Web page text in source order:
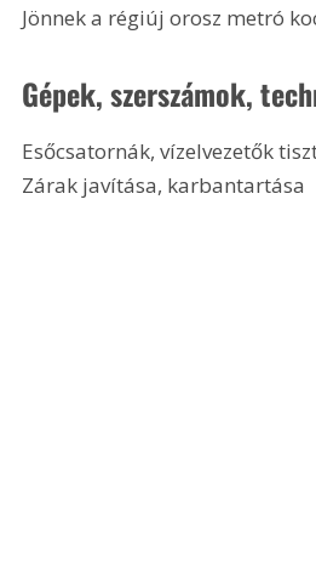
Jönnek a régiúj orosz metró
Gépek, szerszámok,
Esőcsatornák, vízelvezetők
Zárak javítása, karbantartása